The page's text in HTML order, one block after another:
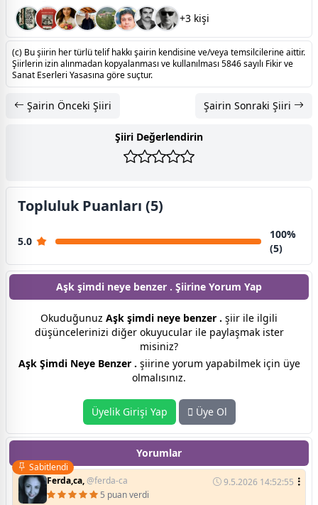
+3 kişi
(c) Bu şiirin her türlü telif hakkı şairin kendisine ve/veya temsilcilerine aittir.
Şiirlerin izin alınmadan kopyalanması ve kullanılması 5846 sayılı Fikir ve
Sanat Eserleri Yasasına göre suçtur.
Şairin Önceki Şiiri Şairin Sonraki Şiiri
Şiiri Değerlendirin
Topluluk Puanları (5)
5.0
100%
(5)
Aşk şimdi neye benzer . Şiirine Yorum Yap
Okuduğunuz Aşk şimdi neye benzer . şiir ile ilgili
düşüncelerinizi diğer okuyucular ile paylaşmak ister
misiniz?
Aşk Şimdi Neye Benzer . şiirine yorum yapabilmek için üye
olmalısınız.
Üyelik Girişi Yap Üye Ol
Yorumlar
Sabitlendi
Ferda,ca,@ferda-ca
9.5.2026 14:52:55
5 puan verdi